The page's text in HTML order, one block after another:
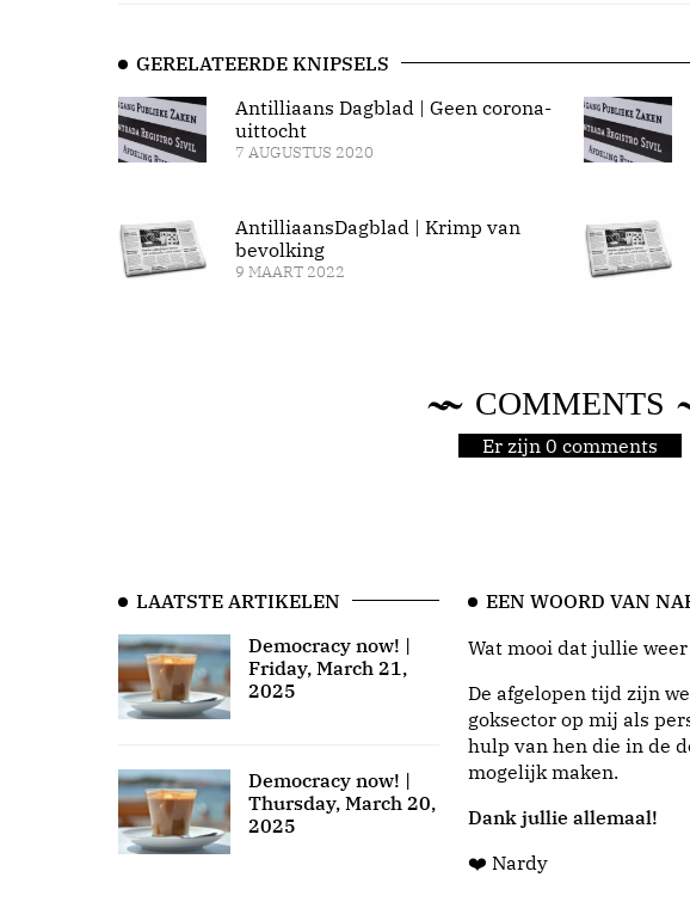
GERELATEERDE KNIPSELS
Antilliaans Dagblad | Geen corona-
uittocht
7 AUGUSTUS 2020
AntilliaansDagblad | Krimp van
bevolking
9 MAART 2022
COMMENTS
Er zijn 0 comments
LAATSTE ARTIKELEN
Democracy now! |
Friday, March 21,
2025
Democracy now! |
Thursday, March 20,
2025
EEN WOORD VAN
Wat mooi dat jullie
De afgelopen tijd zijn
goksector op mij als
hulp van hen die in de
mogelijk maken.
Dank jullie allemaal!
❤️ Nardy